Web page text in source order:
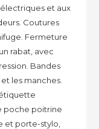
et aux
Coutures
Fermeture
rabat, avec
Bandes
les manches.
poche poitrine
et porte-stylo,